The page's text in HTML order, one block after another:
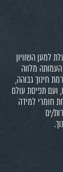
למען השוויון
מלווה
חינוך גבוהה,
ועם תפיסת עולם
חומרי למידה
ים